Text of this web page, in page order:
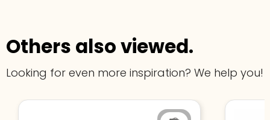
Others also viewed.
Looking for even more inspiration? We help you!